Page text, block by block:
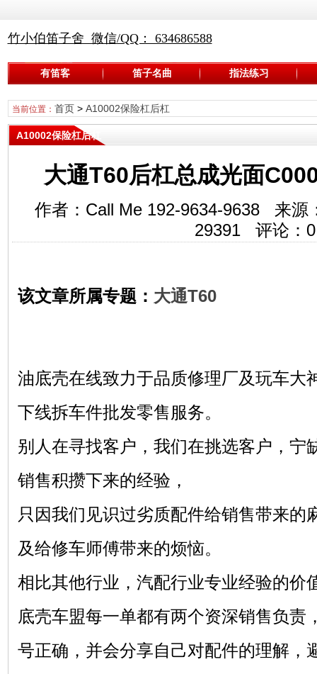
竹小伯笛子舍 微信/QQ： 634686588
有笛客 笛子名曲 指法练习
当前位置： 首页> A10002保险杠后杠
A10002保险杠后杠
大通T60后杠总成光面
作者：Call Me 192-9634-9638 来
29391 评论： 0
该文章所属专题： 大通T60
油底壳在线致力于品质修理厂及玩车大
下线拆车件批发零售服务。
别人在寻找客户，我们在挑选客户，宁
销售积攒下来的经验，
只因我们见识过劣质配件给销售带来的
及给修车师傅带来的烦恼。
相比其他行业，汽配行业专业经验的价
底壳车盟每一单都有两个资深销售负责
号正确，并会分享自己对配件的理解，